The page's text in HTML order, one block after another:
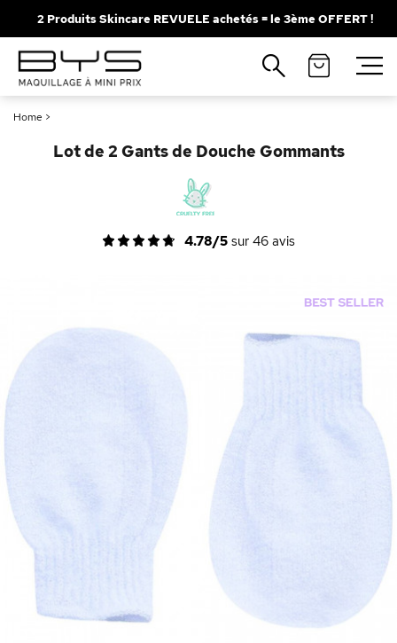
2 Produits Skincare REVUELE achetés = le 3ème OFFERT !
Home >
Lot de 2 Gants de Douche Gommants
4.78/5 sur 46 avis
Fermer
Recherches populaires